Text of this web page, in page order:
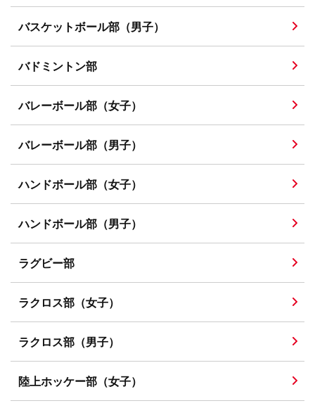
バスケットボール部（男子）
バドミントン部
バレーボール部（女子）
バレーボール部（男子）
ハンドボール部（女子）
ハンドボール部（男子）
ラグビー部
ラクロス部（女子）
ラクロス部（男子）
陸上ホッケー部（女子）